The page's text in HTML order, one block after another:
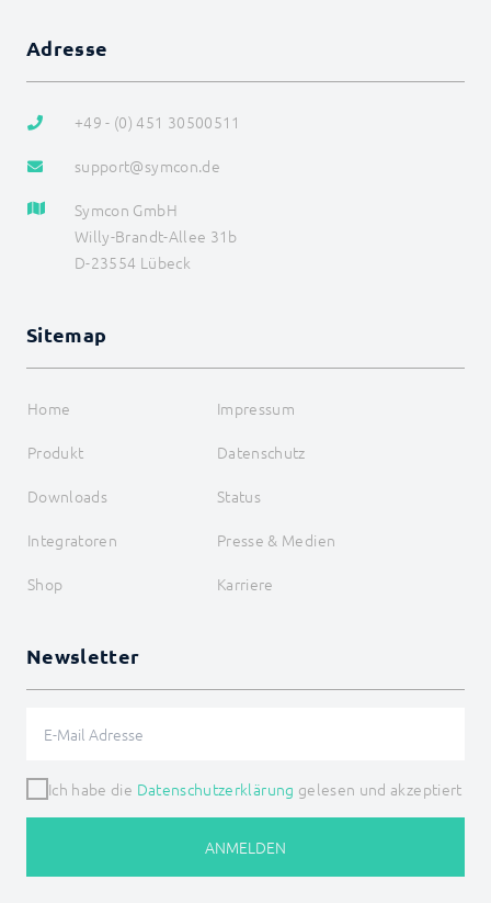
Adresse
+49 - (0) 451 30500511
support@symcon.de
Symcon GmbH
Willy-Brandt-Allee 31b
D-23554 Lübeck
Sitemap
Home
Impressum
Produkt
Datenschutz
Downloads
Status
Integratoren
Presse & Medien
Shop
Karriere
Newsletter
Ich habe die Datenschutzerklärung gelesen und akzeptiert
ANMELDEN